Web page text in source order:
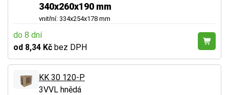
340x260x190 mm
vnitřní: 334x254x178 mm
do 8 dní
od 8,34 Kč bez DPH
KK 30 120-P
3VVL hnědá